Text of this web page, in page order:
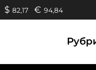
$ 82,17 € 94,84